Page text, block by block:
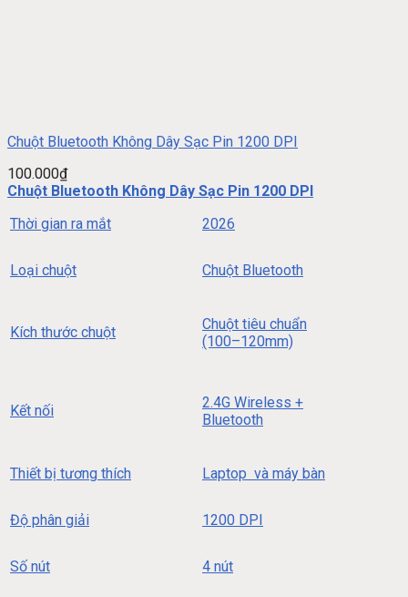
Chuột Bluetooth Không Dây Sạc Pin 1200 DPI
100.000₫
Chuột Bluetooth Không Dây Sạc Pin 1200 DPI
Thời gian ra mắt
2026
Loại chuột Chuột Bluetooth
Kích thước chuột
Chuột tiêu chuẩn
(100–120mm)
Kết nối
2.4G Wireless +
Bluetooth
Thiết bị tương thích Laptop và máy bàn
Độ phân giải 1200 DPI
Số nút 4 nút